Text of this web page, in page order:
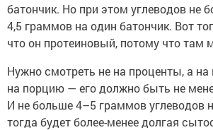
батончик. Но при этом углеводов не
4,5 граммов на один батончик. Вот
что он протеиновый, потому что там
Нужно смотреть не на проценты, а на
на порцию — его должно быть не
И не больше 4–5 граммов углеводов
тогда будет более-менее долгая